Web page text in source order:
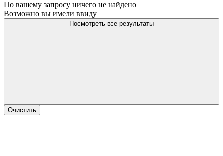
По вашему запросу ничего не найдено
Возможно вы имели ввиду
Посмотреть все результаты
Очистить